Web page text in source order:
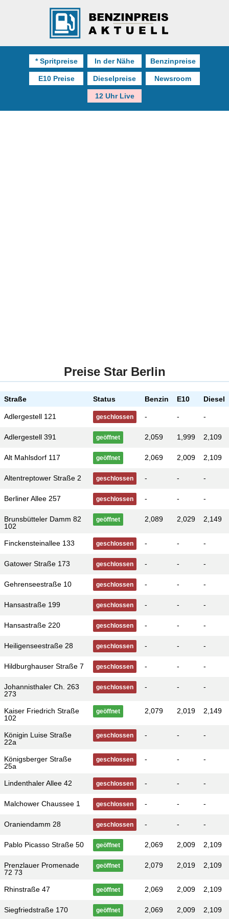
* Spritpreise In der Nähe Benzinpreise
E10 Preise Dieselpreise Newsroom
12 Uhr Live
Preise Star Berlin
Straße Status Benzin E10 Diesel
Adlergestell 121 geschlossen - - -
Adlergestell 391 geöffnet 2,059 1,999 2,109
Alt Mahlsdorf 117 geöffnet 2,069 2,009 2,109
Altentreptower Straße 2 geschlossen - - -
Berliner Allee 257 geschlossen - - -
Brunsbütteler Damm 82
102
geöffnet 2,089 2,029 2,149
Finckensteinallee 133 geschlossen - - -
Gatower Straße 173 geschlossen - - -
Gehrenseestraße 10 geschlossen - - -
Hansastraße 199 geschlossen - - -
Hansastraße 220 geschlossen - - -
Heiligenseestraße 28 geschlossen - - -
Hildburghauser Straße 7 geschlossen - - -
Johannisthaler Ch. 263
273
geschlossen - - -
Kaiser Friedrich Straße
102
geöffnet 2,079 2,019 2,149
Königin Luise Straße
22a
geschlossen - - -
Königsberger Straße
25a
geschlossen - - -
Lindenthaler Allee 42 geschlossen - - -
Malchower Chaussee 1 geschlossen - - -
Oraniendamm 28 geschlossen - - -
Pablo Picasso Straße 50 geöffnet 2,069 2,009 2,109
Prenzlauer Promenade
72 73
geöffnet 2,079 2,019 2,109
Rhinstraße 47 geöffnet 2,069 2,009 2,109
Siegfriedstraße 170 geöffnet 2,069 2,009 2,109